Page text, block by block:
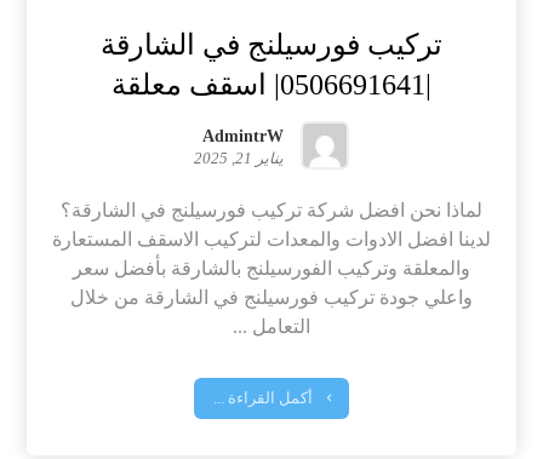
تركيب فورسيلنج في الشارقة
AdmintrW
يناير 21, 2025
لماذا نحن افضل شركة تركيب فورسيلنج في الشارقة؟
لدينا افضل الادوات والمعدات لتركيب الاسقف المستعارة
والمعلقة وتركيب الفورسيلنج بالشارقة بأفضل سعر
واعلي جودة تركيب فورسيلنج في الشارقة من خلال
التعامل ...
أكمل القراءة ...